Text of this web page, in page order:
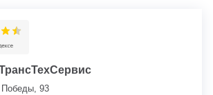
Победы, 93